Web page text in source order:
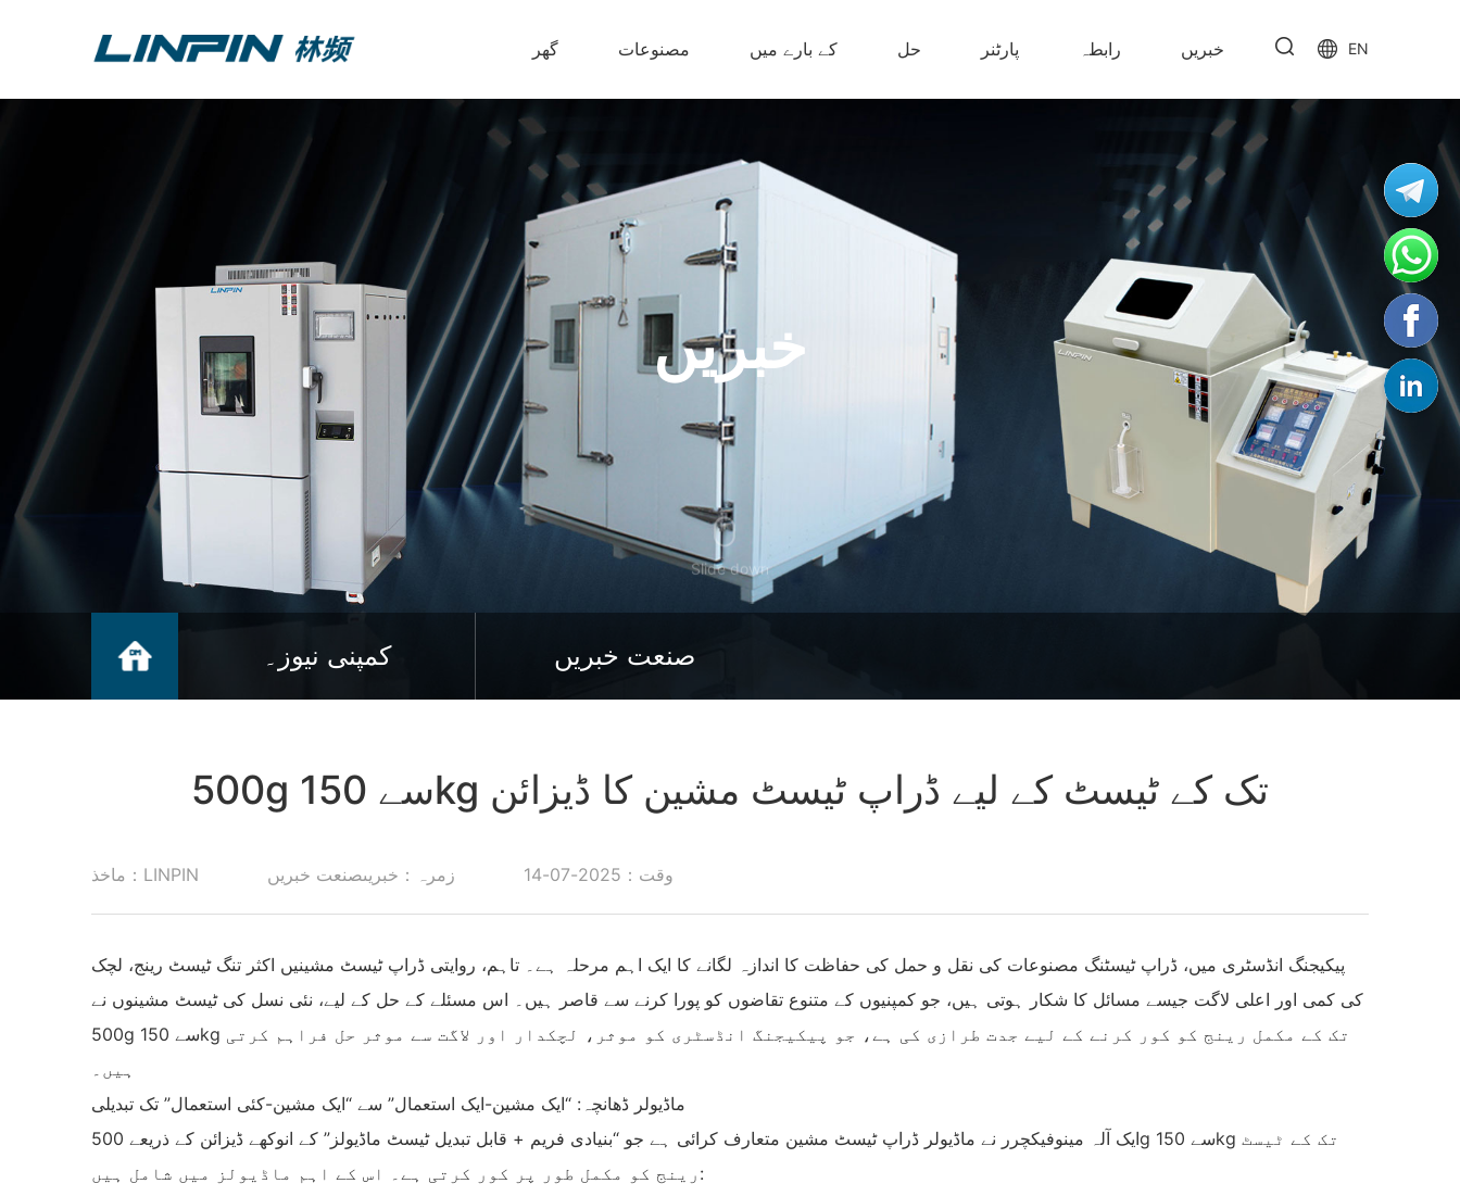
گھر مصنوعات کے بارے میں حل پارٹنر رابطہ خبریں EN
خبریں
Slide down
کمپنی نیوز۔ صنعت خبریں
500g سے 150kg تک کے ٹیسٹ کے لیے ڈراپ ٹیسٹ مشین کا ڈیزائن
ماخذ：LINPIN وقت：2025-07-14 زمرہ：خبریںصنعت خبریں
پیکیجنگ انڈسٹری میں، ڈراپ ٹیسٹنگ مصنوعات کی نقل و حمل کی حفاظت کا اندازہ لگانے کا ایک اہم مرحلہ ہے۔ تاہم، روایتی ڈراپ ٹیسٹ مشینیں اکثر تنگ ٹیسٹ رینج، لچک
کی کمی اور اعلی لاگت جیسے مسائل کا شکار ہوتی ہیں، جو کمپنیوں کے متنوع تقاضوں کو پورا کرنے سے قاصر ہیں۔ اس مسئلے کے حل کے لیے، نئی نسل کی ٹیسٹ مشینوں نے
500g سے 150kg تک کے مکمل رینج کو کور کرنے کے لیے جدت طرازی کی ہے، جو پیکیجنگ انڈسٹری کو موثر، لچکدار اور لاگت سے موثر حل فراہم کرتی
ہیں۔
ایک آلہ مینوفیکچرر نے ماڈیولر ڈراپ ٹیسٹ مشین متعارف کرائی ہے جو “بنیادی فریم + قابل تبدیل ٹیسٹ ماڈیولز” کے انوکھے ڈیزائن کے ذریعے 500g سے 150kg تک کے ٹیسٹ
رینج کو مکمل طور پر کور کرتی ہے۔ اس کے اہم ماڈیولز میں شامل ہیں: